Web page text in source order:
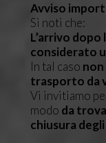
Avviso
Si noti che:
L’arrivo
considerato
In tal caso non
trasporto da
Vi invitiamo
modo da
chiusura